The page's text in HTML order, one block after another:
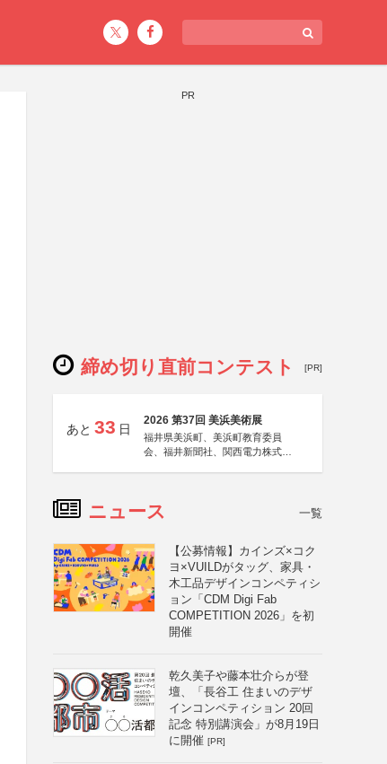
PR
締め切り直前コンテスト [PR]
あと 33 日
2026 第37回 美浜美術展
福井県美浜町、美浜町教育委員
会、福井新聞社、関西電力株式会
ニュース 一覧
【公募情報】カインズ×コク
ヨ×VUILDがタッグ、家具・
木工品デザインコンペティシ
ョン「CDM Digi Fab
COMPETITION 2026」を初
開催
乾久美子や藤本壮介らが登
壇、「長谷工 住まいのデザ
インコンペティション 20回
記念 特別講演会」が8月19日
に開催 [PR]